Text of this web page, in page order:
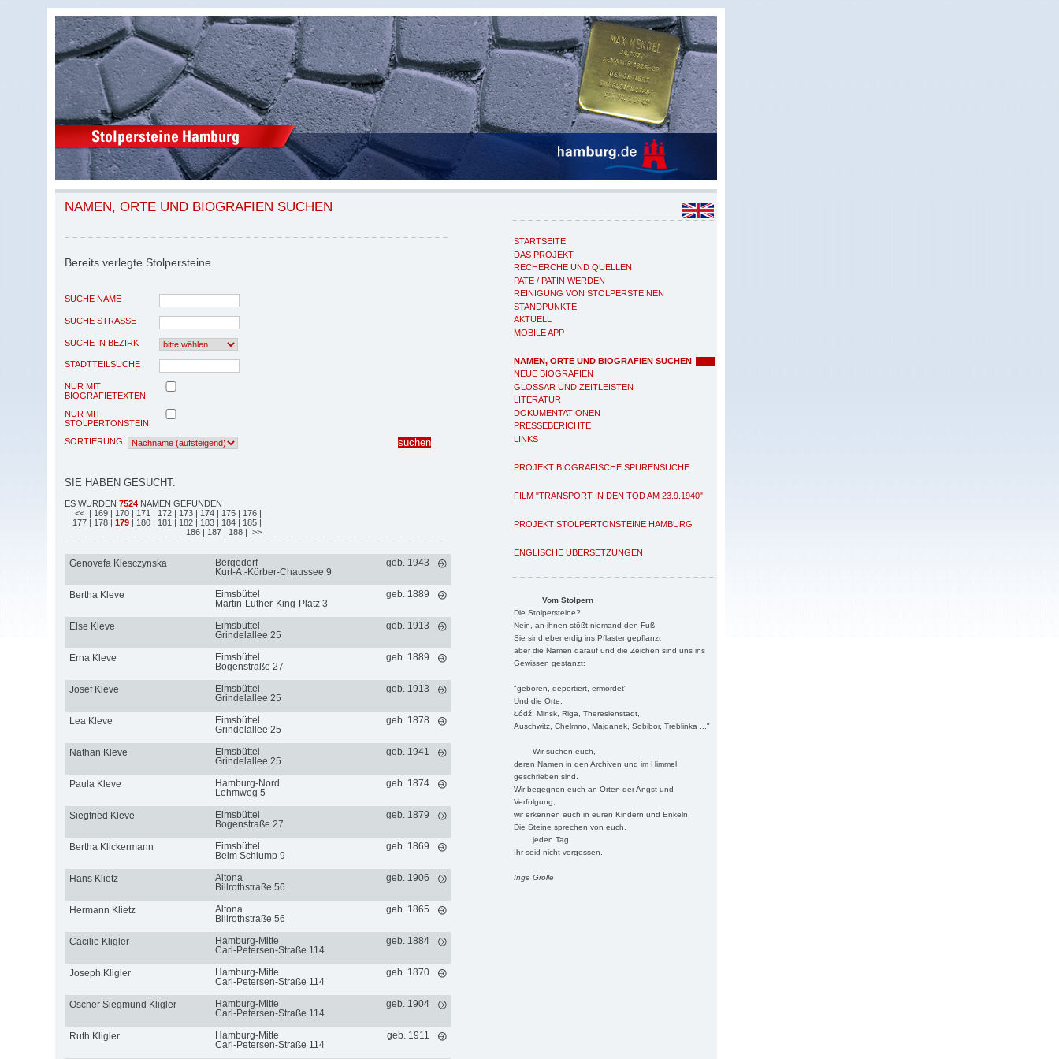
STARTSEITE
DAS PROJEKT
RECHERCHE UND QUELLEN
PATE / PATIN WERDEN
REINIGUNG VON STOLPERSTEINEN
STANDPUNKTE
AKTUELL
MOBILE APP
NAMEN, ORTE UND BIOGRAFIEN SUCHEN
NEUE BIOGRAFIEN
GLOSSAR UND ZEITLEISTEN
LITERATUR
DOKUMENTATIONEN
PRESSEBERICHTE
LINKS
PROJEKT BIOGRAFISCHE SPURENSUCHE
FILM "TRANSPORT IN DEN TOD AM 23.9.1940"
PROJEKT STOLPERTONSTEINE HAMBURG
ENGLISCHE ÜBERSETZUNGEN
Vom Stolpern
Die Stolpersteine?
Nein, an ihnen stößt niemand den Fuß
Sie sind ebenerdig ins Pflaster gepflanzt
aber die Namen darauf und die Zeichen sind uns ins
Gewissen gestanzt:
"geboren, deportiert, ermordet"
Und die Orte:
Łódź, Minsk, Riga, Theresienstadt,
Auschwitz, Chelmno, Majdanek, Sobibor, Treblinka ..."
Wir suchen euch,
deren Namen in den Archiven und im Himmel
geschrieben sind.
Wir begegnen euch an Orten der Angst und
Verfolgung,
wir erkennen euch in euren Kindern und Enkeln.
Die Steine sprechen von euch,
jeden Tag.
Ihr seid nicht vergessen.
Inge Grolle
NAMEN, ORTE UND BIOGRAFIEN SUCHEN
Bereits verlegte Stolpersteine
SUCHE NAME
SUCHE STRASSE
SUCHE IN BEZIRK
STADTTEILSUCHE
NUR MIT
BIOGRAFIETEXTEN
NUR MIT
STOLPERTONSTEIN
SORTIERUNG
SIE HABEN GESUCHT:
ES WURDEN 7524 NAMEN GEFUNDEN
<< | 169 | 170 | 171 | 172 | 173 | 174 | 175 | 176 |
177 | 178 | 179 | 180 | 181 | 182 | 183 | 184 | 185 |
186 | 187 | 188 | >>
Genovefa Klesczynska
Bergedorf
Kurt-A.-Körber-Chaussee 9
geb. 1943
Bertha Kleve
Eimsbüttel
Martin-Luther-King-Platz 3
geb. 1889
Else Kleve
Eimsbüttel
Grindelallee 25
geb. 1913
Erna Kleve
Eimsbüttel
Bogenstraße 27
geb. 1889
Josef Kleve
Eimsbüttel
Grindelallee 25
geb. 1913
Lea Kleve
Eimsbüttel
Grindelallee 25
geb. 1878
Nathan Kleve
Eimsbüttel
Grindelallee 25
geb. 1941
Paula Kleve
Hamburg-Nord
Lehmweg 5
geb. 1874
Siegfried Kleve
Eimsbüttel
Bogenstraße 27
geb. 1879
Bertha Klickermann
Eimsbüttel
Beim Schlump 9
geb. 1869
Hans Klietz
Altona
Billrothstraße 56
geb. 1906
Hermann Klietz
Altona
Billrothstraße 56
geb. 1865
Cäcilie Kligler
Hamburg-Mitte
Carl-Petersen-Straße 114
geb. 1884
Joseph Kligler
Hamburg-Mitte
Carl-Petersen-Straße 114
geb. 1870
Oscher Siegmund Kligler
Hamburg-Mitte
Carl-Petersen-Straße 114
geb. 1904
Ruth Kligler
Hamburg-Mitte
Carl-Petersen-Straße 114
geb. 1911